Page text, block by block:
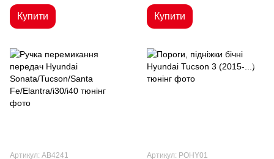
Купити Купити
Артикул: AB4241 Артикул: POHY01